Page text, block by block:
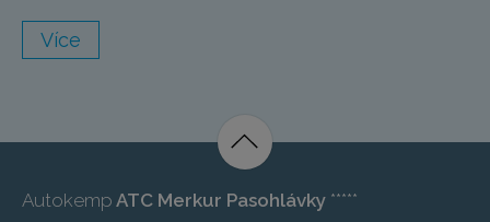
Více
Autokemp ATC Merkur Pasohlávky *****